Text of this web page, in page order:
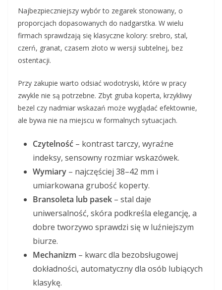
Najbezpieczniejszy wybór to zegarek stonowany, o
proporcjach dopasowanych do nadgarstka. W wielu
firmach sprawdzają się klasyczne kolory: srebro, stal,
czerń, granat, czasem złoto w wersji subtelnej, bez
ostentacji.
Przy zakupie warto odsiać wodotryski, które w pracy
zwykle nie są potrzebne. Zbyt gruba koperta, krzykliwy
bezel czy nadmiar wskazań może wyglądać efektownie,
ale bywa nie na miejscu w formalnych sytuacjach.
Czytelność – kontrast tarczy, wyraźne
indeksy, sensowny rozmiar wskazówek.
Wymiary – najczęściej 38–42 mm i
umiarkowana grubość koperty.
Bransoleta lub pasek – stal daje
uniwersalność, skóra podkreśla elegancję, a
dobre tworzywo sprawdzi się w luźniejszym
biurze.
Mechanizm – kwarc dla bezobsługowej
dokładności, automatyczny dla osób lubiących
klasykę.